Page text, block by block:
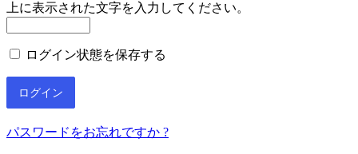
上に表示された文字を入力してください。
ログイン状態を保存する
パスワードをお忘れですか ?